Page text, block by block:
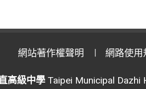
網站著作權聲明 網路使用
高級中學Taipei Municipal Dazhi